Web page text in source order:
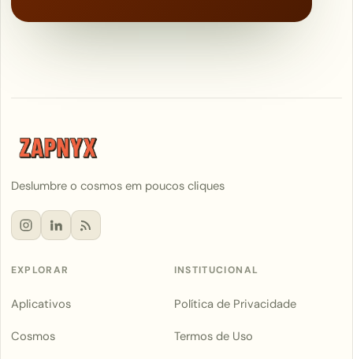
Deslumbre o cosmos em poucos cliques
EXPLORAR
Aplicativos
Cosmos
INSTITUCIONAL
Política de Privacidade
Termos de Uso